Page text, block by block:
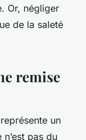
Or, négliger
de la saleté
remise
un
pas du